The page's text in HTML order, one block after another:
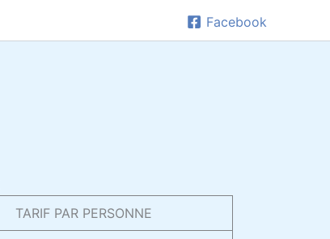
Facebook
TARIF PAR PERSONNE